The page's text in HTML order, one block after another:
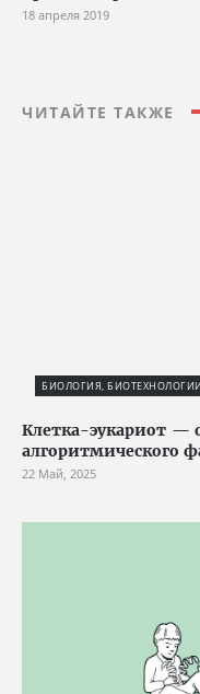
18 апреля 2019
ЧИТАЙТЕ ТАКЖЕ
БИОЛОГИЯ, БИОТЕХНОЛОГИИ
Клетка-эукариот —
алгоритмического
22 Май, 2025